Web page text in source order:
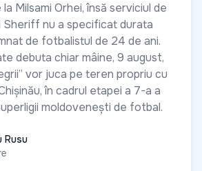
Milsami Orhei, însă serviciul de
Sheriff nu a specificat durata
de fotbalistul de 24 de ani.
debuta chiar mâine, 9 august,
vor juca pe teren propriu cu
în cadrul etapei a 7-a a
moldovenești de fotbal.
Rusu